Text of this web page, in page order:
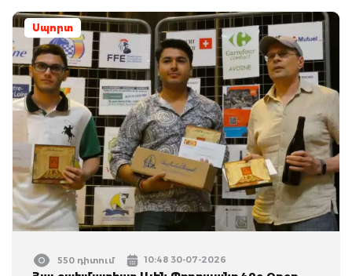
Սպորտ
550 դիտում 10:48 30-07-2026